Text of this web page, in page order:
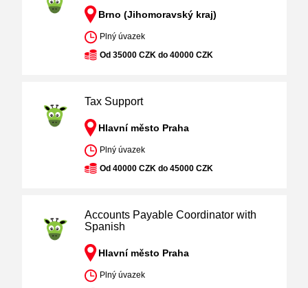
Brno (Jihomoravský kraj)
Plný úvazek
Od 35000 CZK do 40000 CZK
Tax Support
Hlavní město Praha
Plný úvazek
Od 40000 CZK do 45000 CZK
Accounts Payable Coordinator with
Spanish
Hlavní město Praha
Plný úvazek